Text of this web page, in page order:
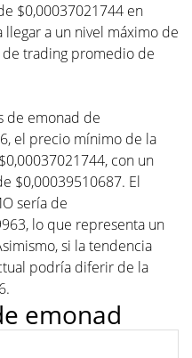
$0,00037021744 en
a un nivel máximo de
trading promedio de
de emonad de
el precio mínimo de la
con un
$0,00039510687. El
sería de
lo que representa un
si la tendencia
podría diferir de la
emonad